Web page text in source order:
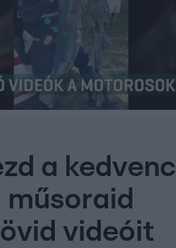
a kedvenc
műsoraid
videóit